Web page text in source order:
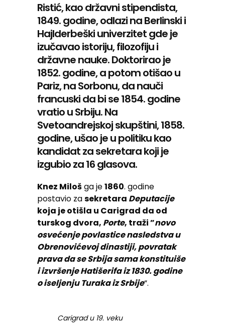
Ristić, kao državni stipendista,
1849. godine, odlazi na Berlinski i
Hajlderbeški univerzitet gde je
izučavao istoriju, filozofiju i
državne nauke. Doktorirao je
1852. godine, a potom otišao u
Pariz, na Sorbonu, da nauči
francuski da bi se 1854. godine
vratio u Srbiju. Na
Svetoandrejskoj skupštini, 1858.
godine, ušao je u politiku kao
kandidat za sekretara koji je
izgubio za 16 glasova.
Knez Milošga je1860. godine
postavio zasekretara Deputacije
koja je otišla u Carigrad da od
turskog dvora, Porte, traži ”novo
osvećenje povlastice nasledstva u
Obrenovićevoj dinastiji, povratak
prava da se Srbija sama konstituiše
i izvršenje Hatišerifa iz 1830. godine
o iseljenju Turaka iz Srbije“.
Carigrad u 19. veku